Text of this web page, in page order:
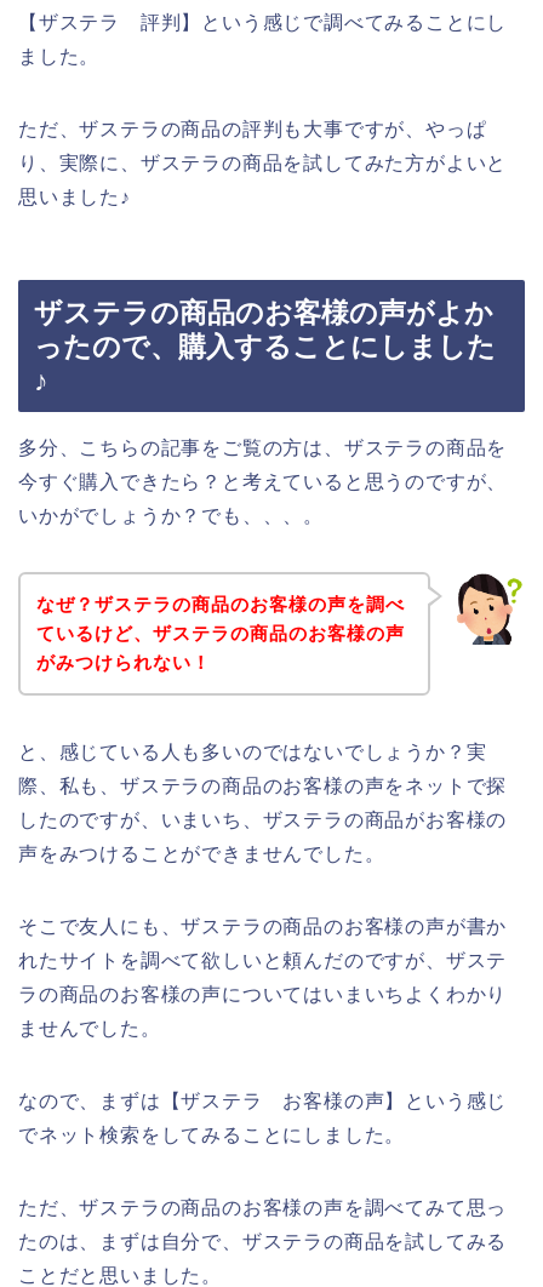
【ザステラ 評判】という感じで調べてみることにし
ました。
ただ、ザステラの商品の評判も大事ですが、やっぱ
り、実際に、ザステラの商品を試してみた方がよいと
思いました♪
ザステラの商品のお客様の声がよか
ったので、購入することにしました
♪
多分、こちらの記事をご覧の方は、ザステラの商品を
今すぐ購入できたら？と考えていると思うのですが、
いかがでしょうか？でも、、、。
なぜ？ザステラの商品のお客様の声を調べ
ているけど、ザステラの商品のお客様の声
がみつけられない！
と、感じている人も多いのではないでしょうか？実
際、私も、ザステラの商品のお客様の声をネットで探
したのですが、いまいち、ザステラの商品がお客様の
声をみつけることができませんでした。
そこで友人にも、ザステラの商品のお客様の声が書か
れたサイトを調べて欲しいと頼んだのですが、ザステ
ラの商品のお客様の声についてはいまいちよくわかり
ませんでした。
なので、まずは【ザステラ お客様の声】という感じ
でネット検索をしてみることにしました。
ただ、ザステラの商品のお客様の声を調べてみて思っ
たのは、まずは自分で、ザステラの商品を試してみる
ことだと思いました。